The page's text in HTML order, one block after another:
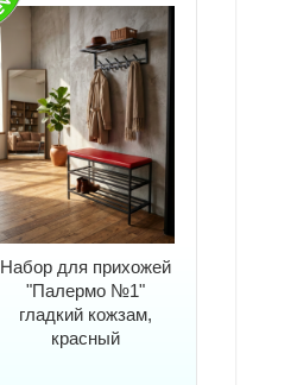
Набор для прихожей
"Палермо №1"
гладкий кожзам,
красный